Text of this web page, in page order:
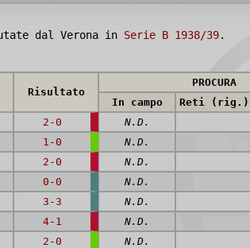
dal Verona in Serie B 1938/39.
Risultato
PROCURA
In campo
Reti (rig.)
2-0
N.D.
1-0
N.D.
2-0
N.D.
0-0
N.D.
3-3
N.D.
4-1
N.D.
2-0
N.D.